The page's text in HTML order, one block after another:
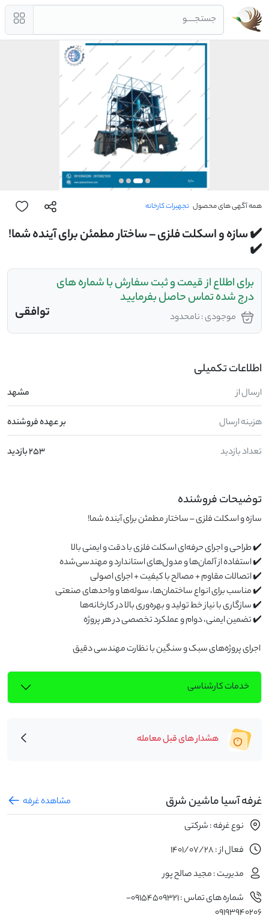
جستجــــو
همه آگهی های محصول تجهیرات کارخانه
✔️ سازه و اسکلت فلزی – ساختار مطمئن برای آینده شما!
✔️
برای اطلاع از قیمت و ثبت سفارش با شماره های
درج شده تماس حاصل بفرمایید
موجودی : نامحدود توافقی
اطلاعات تکمیلی
ارسال از مشهد
هزینه ارسال بر عهده فروشنده
تعداد بازدید 253 بازدید
توضیحات فروشنده
خدمات کارشناسی
هشدار های قبل معامله
غرفه آسیا ماشین شرق
مشاهده غرفه
نوع غرفه : شرکتی
فعال از : 1401/07/28
مدیریت : مجید صالح پور
شماره های تماس : 09154509321-
09193940206